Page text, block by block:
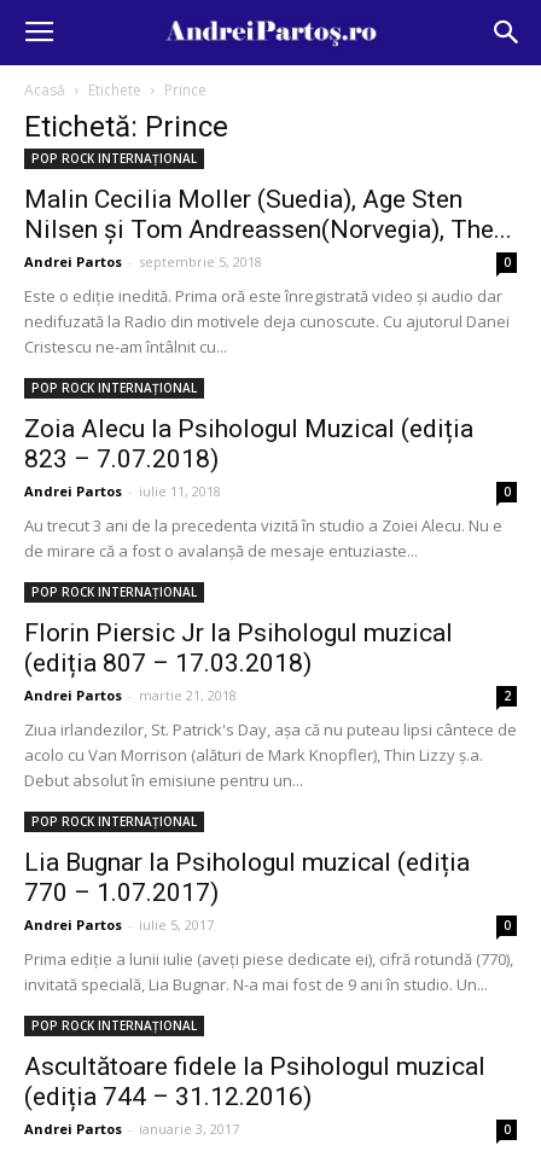
Acasă Etichete Prince
Etichetă: Prince
POP ROCK INTERNAȚIONAL
Malin Cecilia Moller (Suedia), Age Sten
Nilsen și Tom Andreassen(Norvegia), The...
Andrei Partos - septembrie 5, 2018 0
Este o ediție inedită. Prima oră este înregistrată video și audio dar
nedifuzată la Radio din motivele deja cunoscute. Cu ajutorul Danei
Cristescu ne-am întâlnit cu...
POP ROCK INTERNAȚIONAL
Zoia Alecu la Psihologul Muzical (ediția
823 – 7.07.2018)
Andrei Partos - iulie 11, 2018 0
Au trecut 3 ani de la precedenta vizită în studio a Zoiei Alecu. Nu e
de mirare că a fost o avalanșă de mesaje entuziaste...
POP ROCK INTERNAȚIONAL
Florin Piersic Jr la Psihologul muzical
(ediția 807 – 17.03.2018)
Andrei Partos - martie 21, 2018 2
Ziua irlandezilor, St. Patrick's Day, așa că nu puteau lipsi cântece de
acolo cu Van Morrison (alături de Mark Knopfler), Thin Lizzy ș.a.
Debut absolut în emisiune pentru un...
POP ROCK INTERNAȚIONAL
Lia Bugnar la Psihologul muzical (ediția
770 – 1.07.2017)
Andrei Partos - iulie 5, 2017 0
Prima ediție a lunii iulie (aveți piese dedicate ei), cifră rotundă (770),
invitată specială, Lia Bugnar. N-a mai fost de 9 ani în studio. Un...
POP ROCK INTERNAȚIONAL
Ascultătoare fidele la Psihologul muzical
(ediția 744 – 31.12.2016)
Andrei Partos - ianuarie 3, 2017 0